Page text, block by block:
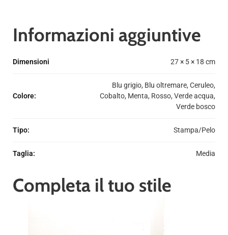
Informazioni aggiuntive
Dimensioni 27 × 5 × 18 cm
Colore:
Blu grigio, Blu oltremare, Ceruleo,
Cobalto, Menta, Rosso, Verde acqua,
Verde bosco
Tipo: Stampa/Pelo
Taglia: Media
Completa il tuo stile